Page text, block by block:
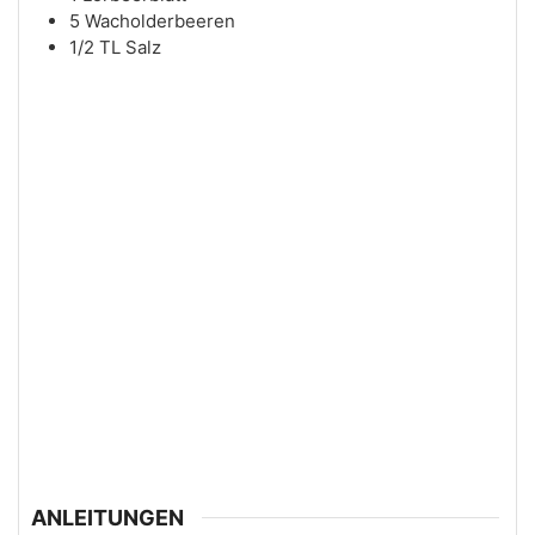
5 Wacholderbeeren
1/2 TL Salz
ANLEITUNGEN